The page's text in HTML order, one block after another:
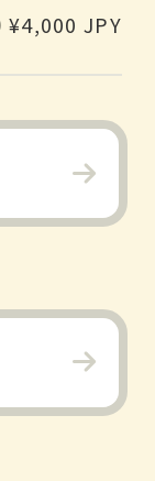
¥4,000 JPY